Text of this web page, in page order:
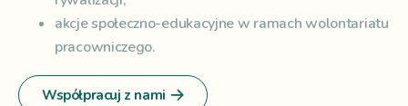
akcje społeczno-edukacyjne w ramach wolontariatu
pracowniczego.
Współpracuj z nami